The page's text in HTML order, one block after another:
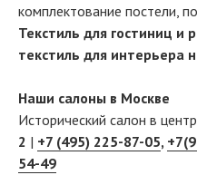
комплектование постели,
Текстиль для гостиниц и
текстиль для интерьера
Наши салоны в Москве
Исторический салон в
2 | +7 (495) 225-87-05,
54-49